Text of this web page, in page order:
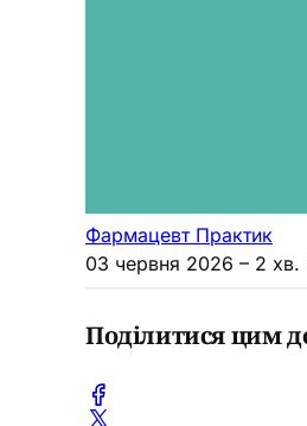
Фармацевт Практик
03 червня 2026 – 2 хв.
Поділитися цим